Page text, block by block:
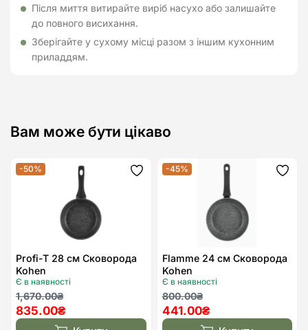
Після миття витирайте виріб насухо або залишайте
до повного висихання.
Зберігайте у сухому місці разом з іншим кухонним
приладдям.
Вам може бути цікаво
-50% Додати
Profi-T 28 см Сковорода
Kohen
Є в наявності
1,670.00₴
Оригінальна
ціна:
835.00₴
Поточна
ціна:
-45%
Flamme 24 см Сковорода
Kohen
Є в наявності
800.00₴
Оригінальна
ціна:
441.00₴
Поточна
ціна: